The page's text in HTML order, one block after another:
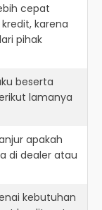
cepat
karena
pihak
beserta
lamanya
apakah
di dealer atau
kebutuhan